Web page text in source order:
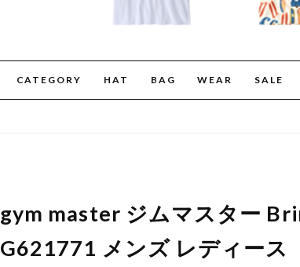
CATEGORY HAT BAG WEAR SALE
gym master ジムマスター
G621771 メンズ レディース